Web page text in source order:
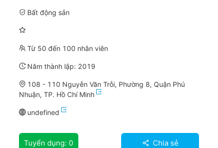
Bất động sản
Từ 50 đến 100 nhân viên
Năm thành lập: 2019
108 - 110 Nguyễn Văn Trỗi, Phường 8, Quận Phú
Nhuận, TP. Hồ Chí Minh
undefined
Tuyển dụng: 0 Chia sẻ